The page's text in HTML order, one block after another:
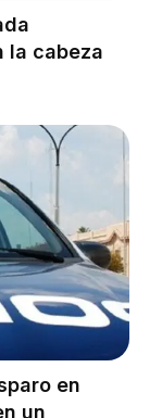
la cabeza
en
un